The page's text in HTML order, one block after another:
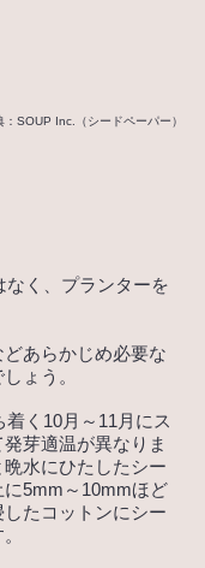
：SOUP Inc.（シードペーパー）
く、プランターを
あらかじめ必要な
ょう。
く10月～11月にス
芽適温が異なりま
水にひたしたシー
に5mm～10mmほど
たコットンにシー